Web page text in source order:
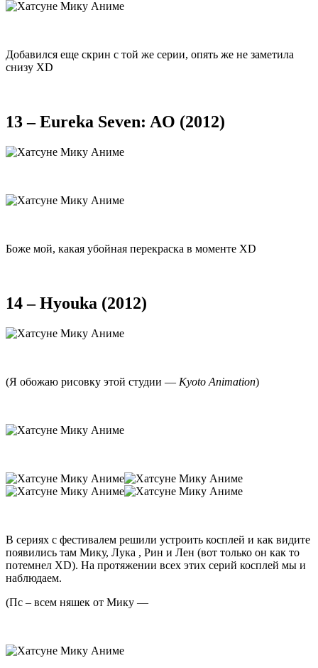
Добавился еще скрин с той же серии, опять же не заметила
снизу XD
13 – Eureka Seven: AO (2012)
Боже мой, какая убойная перекраска в моменте XD
14 – Hyouka (2012)
(Я обожаю рисовку этой студии — Kyoto Animation)
В сериях с фестивалем решили устроить косплей и как видите
появились там Мику, Лука , Рин и Лен (вот только он как то
потемнел XD). На протяжении всех этих серий косплей мы и
наблюдаем.
(Пс – всем няшек от Мику —